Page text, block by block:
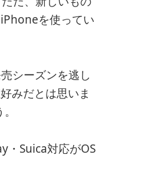
を使ってい
シーズンを逃し
みだとは思いま
・Suica対応がOS